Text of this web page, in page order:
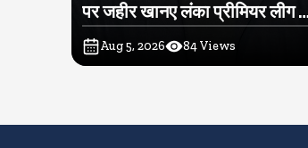
पर जहीर खानए लंका प्रीमियर लीग में
खरीदी टीम
Aug 5, 2026 84Views